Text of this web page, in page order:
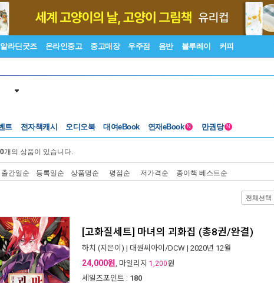
알라딘굿즈 온라인중고 중고매장 우주점 음반 블루레이 커피
트 전자책캐시 오디오북 대여eBook 연재eBook N 만권당 N
개의 상품이 있습니다.
출간일순 등록일순 상품명순 평점순 저가격순 종이책 베스트순
전체선택
[고화질세트] 마녀의 괴화집 (총8권/완결)
하치 (지은이) | 대원씨아이/DCW | 2020년 12월
24,000원, 마일리지 1,200원
세일즈포인트 : 180